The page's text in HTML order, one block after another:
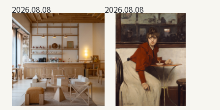
2026.08.08 2026.08.08